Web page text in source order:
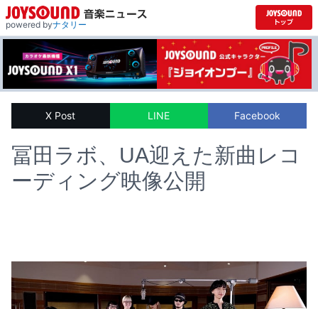
powered byナタリー
X Post LINE Facebook
冨田ラボ、UA迎えた新曲レコ
ーディング映像公開